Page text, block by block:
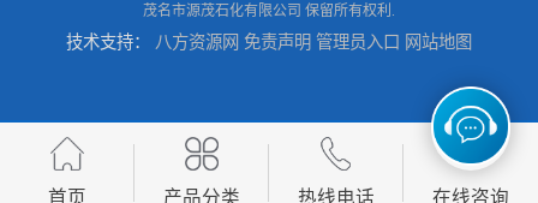
茂名市源茂石化有限公司 保留所有权利.
技术支持： 八方资源网 免责声明 管理员入口 网站地图
首页 产品分类 热线电话 在线咨询